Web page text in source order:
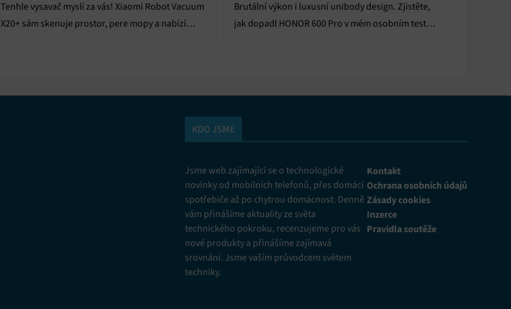
Tenhle vysavač myslí za vás! Xiaomi Robot Vacuum
X20+ sám skenuje prostor, pere mopy a nabízí
Brutální výkon i luxusní unibody design. Zjistěte,
jak dopadl HONOR 600 Pro v mém osobním testu a
KDO JSME
Jsme web zajímající se o technologické
novinky od mobilních telefonů, přes domácí
spotřebiče až po chytrou domácnost. Denně
vám přinášíme aktuality ze světa
technického pokroku, recenzujeme pro vás
nové produkty a přinášíme zajímavá
srovnání. Jsme vaším průvodcem světem
techniky.
Kontakt
Ochrana osobních údajů
Zásady cookies
Inzerce
Pravidla soutěže